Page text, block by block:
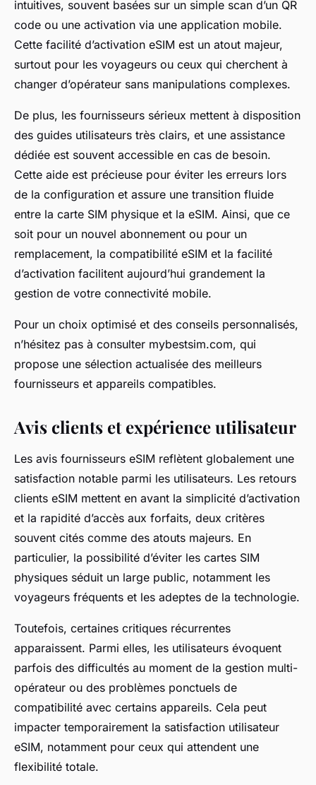
intuitives, souvent basées sur un simple scan d’un QR
code ou une activation via une application mobile.
Cette facilité d’activation eSIM est un atout majeur,
surtout pour les voyageurs ou ceux qui cherchent à
changer d’opérateur sans manipulations complexes.
De plus, les fournisseurs sérieux mettent à disposition
des guides utilisateurs très clairs, et une assistance
dédiée est souvent accessible en cas de besoin.
Cette aide est précieuse pour éviter les erreurs lors
de la configuration et assure une transition fluide
entre la carte SIM physique et la eSIM. Ainsi, que ce
soit pour un nouvel abonnement ou pour un
remplacement, la compatibilité eSIM et la facilité
d’activation facilitent aujourd’hui grandement la
gestion de votre connectivité mobile.
Pour un choix optimisé et des conseils personnalisés,
n’hésitez pas à consulter mybestsim.com, qui
propose une sélection actualisée des meilleurs
fournisseurs et appareils compatibles.
Avis clients et expérience utilisateur
Les avis fournisseurs eSIM reflètent globalement une
satisfaction notable parmi les utilisateurs. Les retours
clients eSIM mettent en avant la simplicité d’activation
et la rapidité d’accès aux forfaits, deux critères
souvent cités comme des atouts majeurs. En
particulier, la possibilité d’éviter les cartes SIM
physiques séduit un large public, notamment les
voyageurs fréquents et les adeptes de la technologie.
Toutefois, certaines critiques récurrentes
apparaissent. Parmi elles, les utilisateurs évoquent
parfois des difficultés au moment de la gestion multi-
opérateur ou des problèmes ponctuels de
compatibilité avec certains appareils. Cela peut
impacter temporairement la satisfaction utilisateur
eSIM, notamment pour ceux qui attendent une
flexibilité totale.